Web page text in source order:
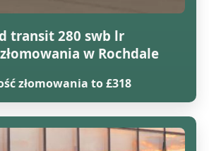
transit 280 swb lr
w Rochdale
złomowania to £318